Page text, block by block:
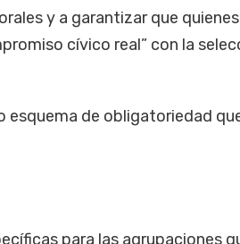
y a garantizar que quienes
cívico real” con la
esquema de obligatoriedad
para las agrupaciones